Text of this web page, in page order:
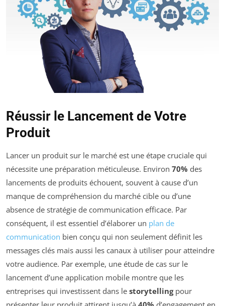
Réussir le Lancement de Votre
Produit
Lancer un produit sur le marché est une étape cruciale qui
nécessite une préparation méticuleuse. Environ 70% des
lancements de produits échouent, souvent à cause d’un
manque de compréhension du marché cible ou d’une
absence de stratégie de communication efficace. Par
conséquent, il est essentiel d’élaborer un plan de
communication bien conçu qui non seulement définit les
messages clés mais aussi les canaux à utiliser pour atteindre
votre audience. Par exemple, une étude de cas sur le
lancement d’une application mobile montre que les
entreprises qui investissent dans le storytellingpour